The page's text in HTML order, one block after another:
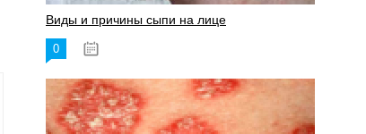
Виды и причины сыпи на лице
0